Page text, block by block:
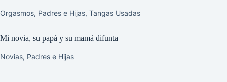
Orgasmos, Padres e Hijas, Tangas Usadas
Mi novia, su papá y su mamá difunta
Novias, Padres e Hijas